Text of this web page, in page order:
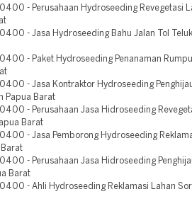
0400 - Perusahaan Hydroseeding Revegetasi
0400 - Jasa Hydroseeding Bahu Jalan Tol
0400 - Paket Hydroseeding Penanaman
0400 - Jasa Kontraktor Hydroseeding
Papua Barat
0400 - Perusahaan Jasa Hidroseeding
Barat
0400 - Jasa Pemborong Hydroseeding
Barat
0400 - Perusahaan Jasa Hidroseeding
Barat
0400 - Ahli Hydroseeding Reklamasi Lahan